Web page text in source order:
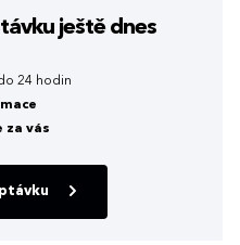
ještě dnes
24 hodin
za vás